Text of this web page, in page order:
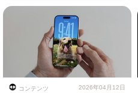
コンテンツ 2026年04月12日